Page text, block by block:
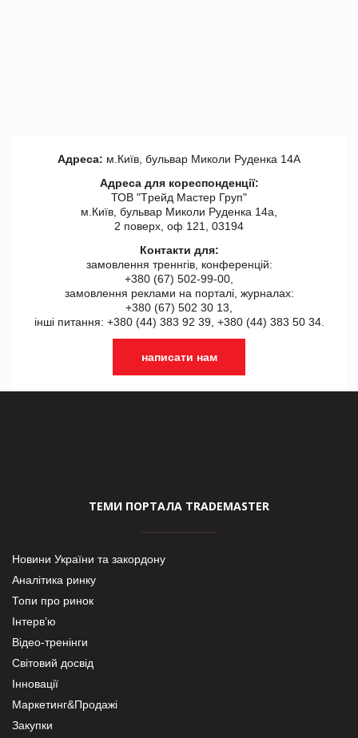
Адреса: м.Київ, бульвар Миколи Руденка 14А
Адреса для кореспонденції:
ТОВ "Tрейд Мастер Груп"
м.Київ, бульвар Миколи Руденка 14а,
2 поверх, оф 121, 03194
Контакти для:
замовлення треннгів, конференцій:
+380 (67) 502-99-00,
замовлення реклами на порталі, журналах:
+380 (67) 502 30 13,
інші питання: +380 (44) 383 92 39, +380 (44) 383 50 34.
написати нам
ТЕМИ ПОРТАЛА TRADEMASTER
Новини України та закордону
Аналітика ринку
Топи про ринок
Інтерв’ю
Відео-тренінги
Світовий досвід
Інновації
Маркетинг&Продажі
Закупки